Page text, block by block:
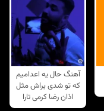
آهنگ حال یه اعدامیم
که تو شدی براش مثل
اذان رضا کرمی تارا